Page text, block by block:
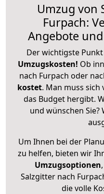
Umzug von
Furpach:
Angebote
Der wichtigste
Umzugskosten! Ob
nach Furpach oder
kostet. Man muss sich
das Budget hergibt.
und wünschen Sie?
Um Ihnen bei der
zu helfen, bieten wir
Umzugsoptionen
Salzgitter nach
die volle